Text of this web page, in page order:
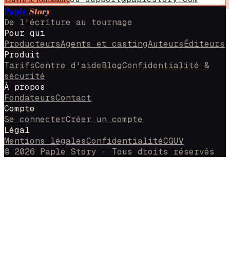
Paple Story.
De l'écriture au tournage
Pour qui
ProducteursAgents et castingAuteursÉditeurs
Produit
TarifsCentre d'aideBlogConfidentialité &
sécurité
À propos
FondateursContact
Compte
Se connecterCréer un compte
Légal
Mentions légalesConfidentialitéCGUV
© 2026 Paple Story · Tous droits réservés